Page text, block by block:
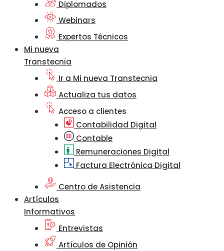
Diplomados
Webinars
Expertos Técnicos
Mi nueva
Transtecnia
Ir a Mi nueva Transtecnia
Actualiza tus datos
Acceso a clientes
Contabilidad Digital
Contable
Remuneraciones Digital
Factura Electrónica Digital
Centro de Asistencia
Artículos
Informativos
Entrevistas
Artículos de Opinión